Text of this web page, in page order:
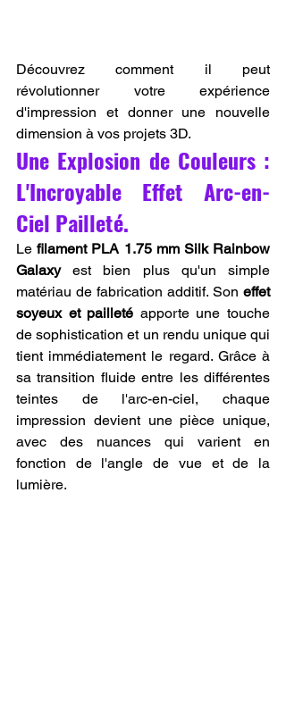
Découvrez comment il peut
révolutionner votre expérience
d'impression et donner une nouvelle
dimension à vos projets 3D.
Une Explosion de Couleurs :
L'Incroyable Effet Arc-en-
Ciel Pailleté.
Le filament PLA 1.75 mm Silk Rainbow
Galaxy est bien plus qu'un simple
matériau de fabrication additif. Son effet
soyeux et pailleté apporte une touche
de sophistication et un rendu unique qui
tient immédiatement le regard. Grâce à
sa transition fluide entre les différentes
teintes de l'arc-en-ciel, chaque
impression devient une pièce unique,
avec des nuances qui varient en
fonction de l'angle de vue et de la
lumière.